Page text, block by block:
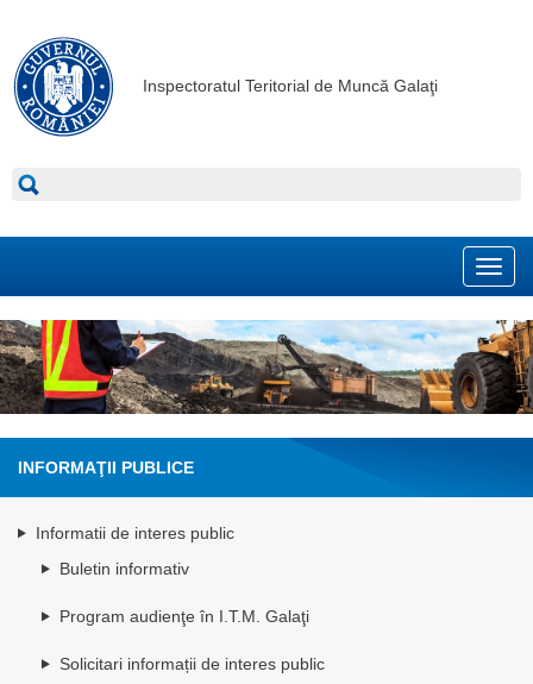
Inspectoratul Teritorial de Muncă Galaţi
INFORMAŢII PUBLICE
Informatii de interes public
Buletin informativ
Program audienţe în I.T.M. Galaţi
Solicitari informații de interes public